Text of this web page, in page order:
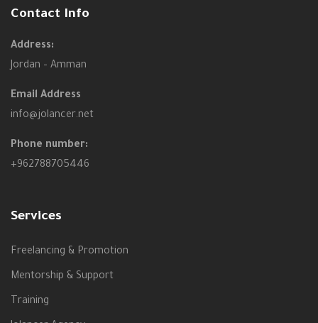
Contact Info
Address:
Jordan – Amman
Email Address
info@jolancer.net
Phone number:
+962788705446
Services
Freelancing & Promotion
Mentorship & Support
Training